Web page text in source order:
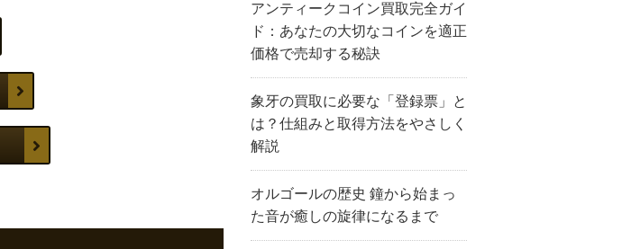
アンティークコイン買取完全ガイ
ド：あなたの大切なコインを適正
価格で売却する秘訣
象牙の買取に必要な「登録票」と
は？仕組みと取得方法をやさしく
解説
オルゴールの歴史 鐘から始まっ
た音が癒しの旋律になるまで